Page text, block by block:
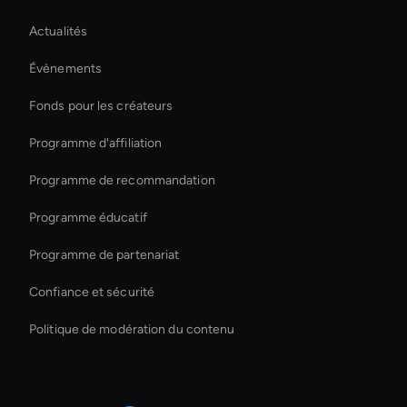
Virtual Assistant For Business
Augmented Reality Avatar
Ai Avatar For E-Commerce
Actualités
Évènements
Fonds pour les créateurs
Programme d'affiliation
Programme de recommandation
Programme éducatif
Programme de partenariat
Confiance et sécurité
Politique de modération du contenu